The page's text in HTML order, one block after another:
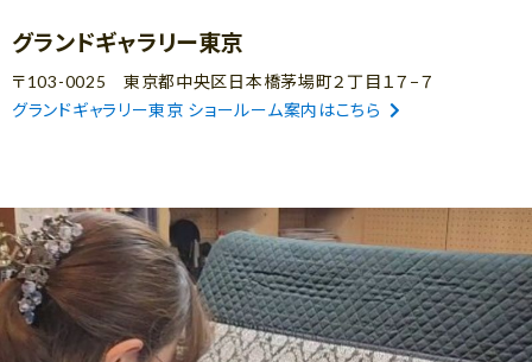
グランドギャラリー東京
〒103-0025 東京都中央区日本橋茅場町２丁目１７−７
グランドギャラリー東京 ショールーム案内はこちら